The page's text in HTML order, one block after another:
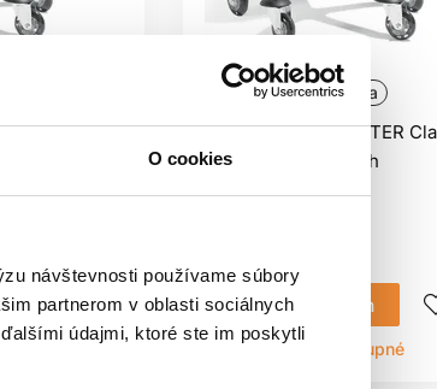
O cookies
návštevnosti používame súbory
partnerom v oblasti sociálnych
údajmi, ktoré ste im poskytli
Classic
Doprava zadarmo
Oficiálna distribúcia
Sibel ROLLERCOASTER
Round, vysoký zdvih
Sibel
Mám záujem
Aktuálne nedostupné